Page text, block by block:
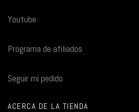
Youtube
Programa de afiliados
Seguir mi pedido
ACERCA DE LA TIENDA